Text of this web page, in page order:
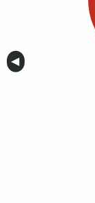
Anterior
◀︎